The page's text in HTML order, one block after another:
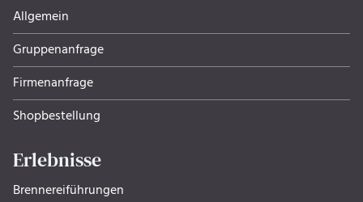
Allgemein
Gruppenanfrage
Firmenanfrage
Shopbestellung
Erlebnisse
Brennereiführungen